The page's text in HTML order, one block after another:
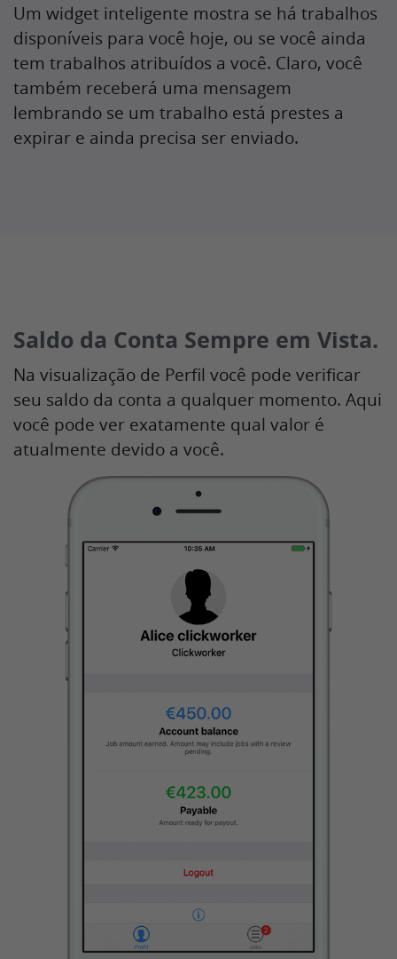
Um widget inteligente mostra se há trabalhos
disponíveis para você hoje, ou se você ainda
tem trabalhos atribuídos a você. Claro, você
também receberá uma mensagem
lembrando se um trabalho está prestes a
expirar e ainda precisa ser enviado.
Saldo da Conta Sempre em Vista.
Na visualização de Perfil você pode verificar
seu saldo da conta a qualquer momento. Aqui
você pode ver exatamente qual valor é
atualmente devido a você.